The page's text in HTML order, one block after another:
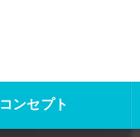
コンセプト